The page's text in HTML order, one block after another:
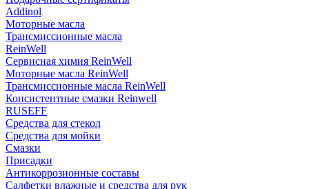
Addinol
Моторные масла
Трансмиссионные масла
ReinWell
Сервисная химия ReinWell
Моторные масла ReinWell
Трансмиссионные масла ReinWell
Консистентные смазки Reinwell
RUSEFF
Средства для стекол
Средства для мойки
Смазки
Присадки
Антикоррозионные составы
Салфетки влажные и средства для рук